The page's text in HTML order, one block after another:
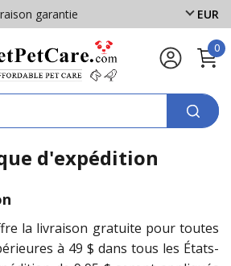
garantie EUR
0
d'expédition
la livraison gratuite pour toutes
à 49 $ dans tous les États-